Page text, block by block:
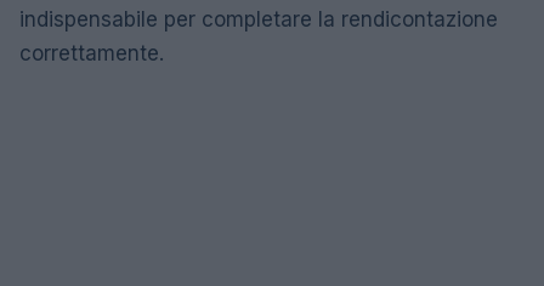
indispensabile per completare la rendicontazione
correttamente.